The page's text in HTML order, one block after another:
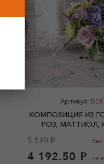
Артикул:
КОМПОЗИЦИЯ ИЗ
РОЗ, МАТТИОЛ,
5 590 Р без
4 192.50 Р по